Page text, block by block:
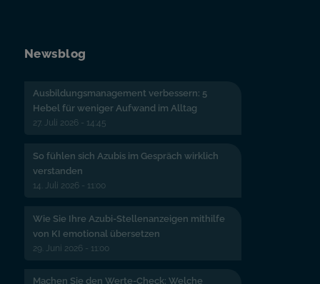
Newsblog
Ausbildungsmanagement verbessern: 5
Hebel für weniger Aufwand im Alltag
27. Juli 2026 - 14:45
So fühlen sich Azubis im Gespräch wirklich
verstanden
14. Juli 2026 - 11:00
Wie Sie Ihre Azubi-Stellenanzeigen mithilfe
von KI emotional übersetzen
29. Juni 2026 - 11:00
Machen Sie den Werte-Check: Welche